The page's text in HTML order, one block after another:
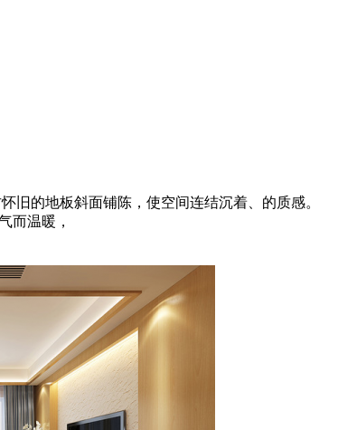
的地板斜面铺陈，使空间连结沉着、的质感。
而温暖，